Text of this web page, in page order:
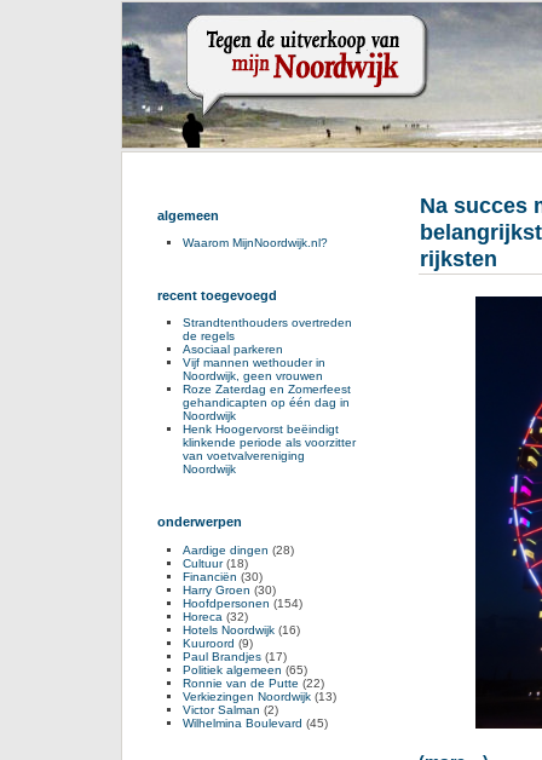
Na succes
rijksten
algemeen
Waarom MijnNoordwijk.nl?
recent toegevoegd
Strandtenthouders overtreden
de regels
Asociaal parkeren
Vijf mannen wethouder in
Noordwijk, geen vrouwen
Roze Zaterdag en Zomerfeest
gehandicapten op één dag in
Noordwijk
Henk Hoogervorst beëindigt
klinkende periode als voorzitter
van voetvalvereniging
Noordwijk
onderwerpen
Aardige dingen (28)
Cultuur(18)
Financiën (30)
Harry Groen (30)
Hoofdpersonen (154)
Horeca (32)
Hotels Noordwijk (16)
Kuuroord (9)
Paul Brandjes (17)
Politiek algemeen (65)
Ronnie van de Putte (22)
Verkiezingen Noordwijk (13)
Victor Salman (2)
Wilhelmina Boulevard (45)